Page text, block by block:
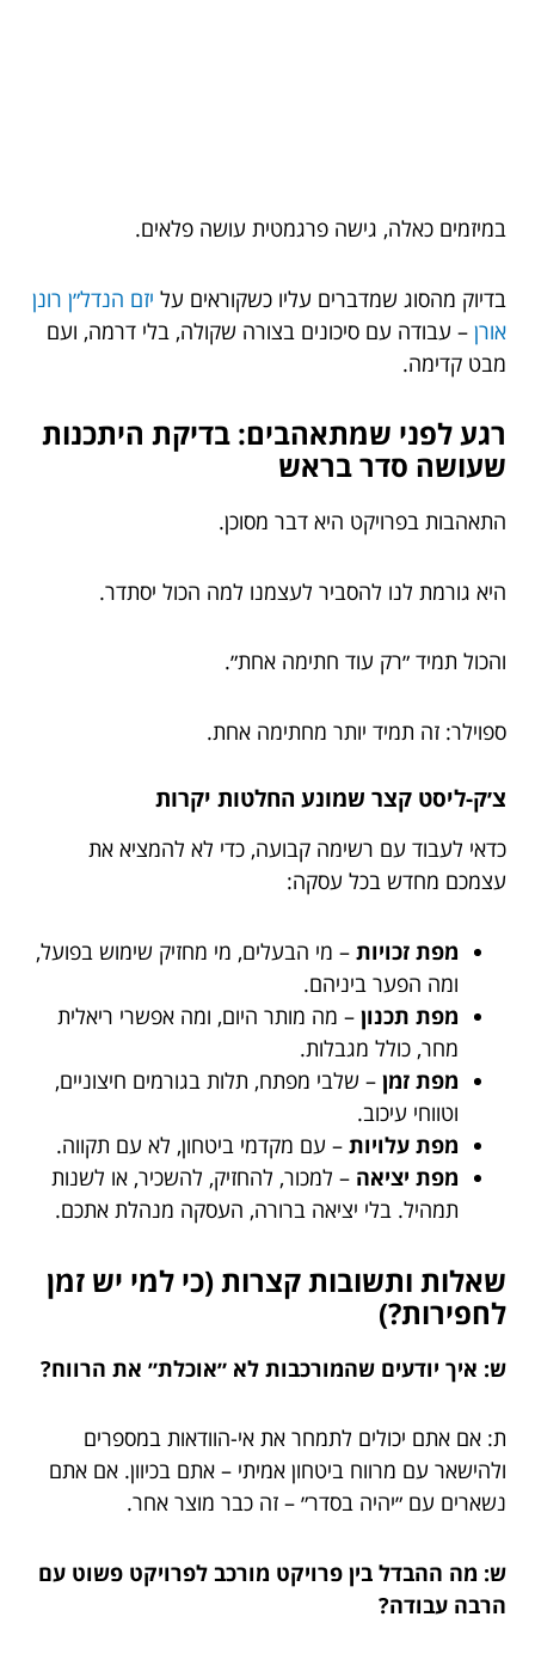
במיזמים כאלה, גישה פרגמטית עושה פלאים.
בדיוק מהסוג שמדברים עליו כשקוראים על יזם הנדל״ן רונן
אורן – עבודה עם סיכונים בצורה שקולה, בלי דרמה, ועם
מבט קדימה.
רגע לפני שמתאהבים: בדיקת היתכנות
שעושה סדר בראש
התאהבות בפרויקט היא דבר מסוכן.
היא גורמת לנו להסביר לעצמנו למה הכול יסתדר.
והכול תמיד ״רק עוד חתימה אחת״.
ספוילר: זה תמיד יותר מחתימה אחת.
צ׳ק-ליסט קצר שמונע החלטות יקרות
כדאי לעבוד עם רשימה קבועה, כדי לא להמציא את
עצמכם מחדש בכל עסקה:
מפת זכויות – מי הבעלים, מי מחזיק שימוש בפועל,
ומה הפער ביניהם.
מפת תכנון – מה מותר היום, ומה אפשרי ריאלית
מחר, כולל מגבלות.
מפת זמן – שלבי מפתח, תלות בגורמים חיצוניים,
וטווחי עיכוב.
מפת עלויות – עם מקדמי ביטחון, לא עם תקווה.
מפת יציאה – למכור, להחזיק, להשכיר, או לשנות
תמהיל. בלי יציאה ברורה, העסקה מנהלת אתכם.
שאלות ותשובות קצרות (כי למי יש זמן
לחפירות?)
ש: איך יודעים שהמורכבות לא ״אוכלת״ את הרווח?
ת: אם אתם יכולים לתמחר את אי-הוודאות במספרים
ולהישאר עם מרווח ביטחון אמיתי – אתם בכיוון. אם אתם
נשארים עם ״יהיה בסדר״ – זה כבר מוצר אחר.
ש: מה ההבדל בין פרויקט מורכב לפרויקט פשוט עם
הרבה עבודה?